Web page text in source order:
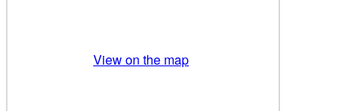
View on the map